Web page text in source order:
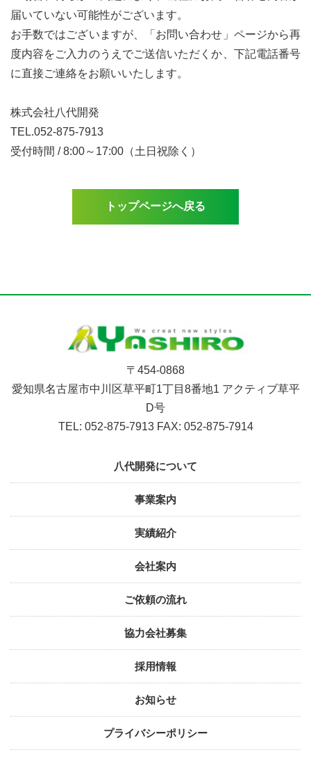
届いていない可能性がございます。
お手数ではございますが、「お問い合わせ」ページから再
度内容をご入力のうえでご送信いただくか、下記電話番号
に直接ご連絡をお願いいたします。
株式会社八代開発
TEL.052-875-7913
受付時間 / 8:00～17:00（土日祝除く）
トップページへ戻る
〒454-0868
愛知県名古屋市中川区草平町1丁目8番地1 アクティブ草平
D号
TEL: 052-875-7913 FAX: 052-875-7914
八代開発について
事業案内
実績紹介
会社案内
ご依頼の流れ
協力会社募集
採用情報
お知らせ
プライバシーポリシー